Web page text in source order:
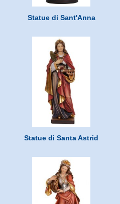
Statue di Sant'Anna
Statue di Santa Astrid